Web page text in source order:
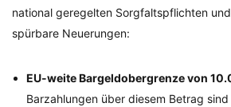
national geregelten Sorgfaltspflichten
spürbare Neuerungen:
EU-weite Bargeldobergrenze von
Barzahlungen über diesem Betrag